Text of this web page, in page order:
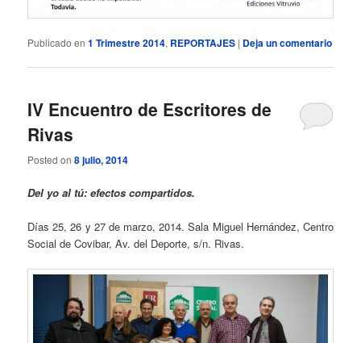
Publicado en 1 Trimestre 2014, REPORTAJES | Deja un comentario
IV Encuentro de Escritores de
Rivas
Posted on8 julio, 2014
Del yo al tú: efectos compartidos.
Días 25, 26 y 27 de marzo, 2014. Sala Miguel Hernández, Centro
Social de Covibar, Av. del Deporte, s/n. Rivas.